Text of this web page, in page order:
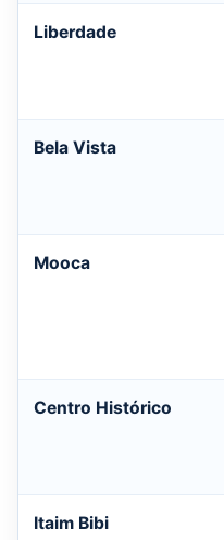
Liberdade
Bela Vista
Mooca
Centro Histórico
Itaim Bibi